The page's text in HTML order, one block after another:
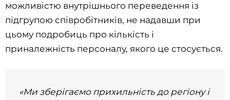
можливістю внутрішнього переведення із
підгрупою співробітників, не надавши при
цьому подробиць про кількість і
приналежність персоналу, якого це стосується.
«Ми зберігаємо прихильність до регіону і